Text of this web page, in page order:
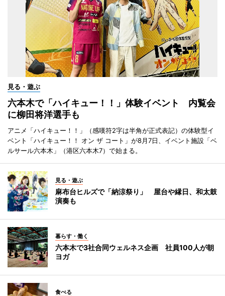
見る・遊ぶ
六本木で「ハイキュー！！」体験イベント 内覧会
に柳田将洋選手も
アニメ「ハイキュー！！」（感嘆符2字は半角が正式表記）の体験型イ
ベント「ハイキュー！！ オン ザ コート」が8月7日、イベント施設「ベ
ルサール六本木」（港区六本木7）で始まる。
見る・遊ぶ
麻布台ヒルズで「納涼祭り」 屋台や縁日、和太鼓
演奏も
暮らす・働く
六本木で3社合同ウェルネス企画 社員100人が朝
ヨガ
食べる